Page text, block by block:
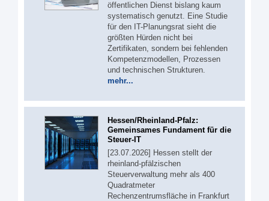
öffentlichen Dienst bislang kaum
systematisch genutzt. Eine Studie
für den IT-Planungsrat sieht die
größten Hürden nicht bei
Zertifikaten, sondern bei fehlenden
Kompetenzmodellen, Prozessen
und technischen Strukturen.
mehr...
Hessen/Rheinland-Pfalz:
Gemeinsames Fundament für die
Steuer-IT
[23.07.2026] Hessen stellt der
rheinland-pfälzischen
Steuerverwaltung mehr als 400
Quadratmeter
Rechenzentrumsfläche in Frankfurt